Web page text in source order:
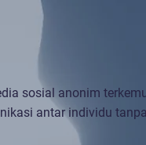
sosial anonim
antar individu